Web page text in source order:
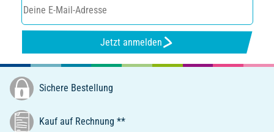
Jetzt anmelden
Sichere Bestellung
Kauf auf Rechnung **